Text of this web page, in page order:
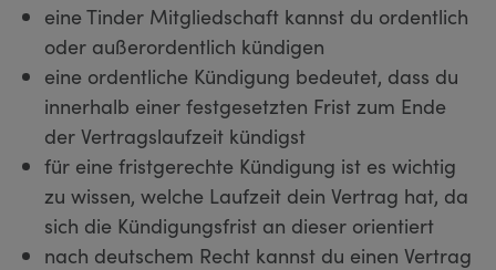
eine Tinder Mitgliedschaft kannst du ordentlich
oder außerordentlich kündigen
eine ordentliche Kündigung bedeutet, dass du
innerhalb einer festgesetzten Frist zum Ende
der Vertragslaufzeit kündigst
für eine fristgerechte Kündigung ist es wichtig
zu wissen, welche Laufzeit dein Vertrag hat, da
sich die Kündigungsfrist an dieser orientiert
nach deutschem Recht kannst du einen Vertrag